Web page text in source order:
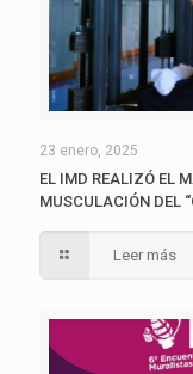
23 enero, 2025
EL IMD REALIZÓ EL
MUSCULACIÓN DEL
Leer más